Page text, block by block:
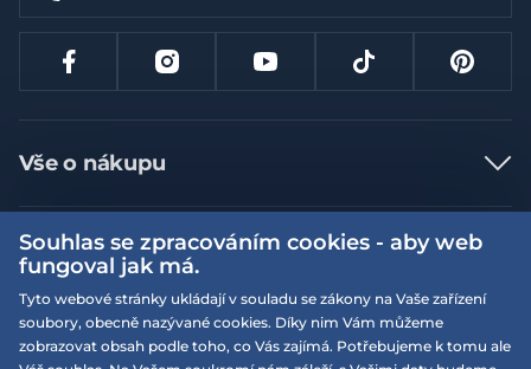
Vše o nákupu
Jak nakupovat
Nejčastější dotazy
Doprava a platba
Vrácení a výměna zboží
Více informací
Obchodní podmínky
Podmínky EQS věrnostního klubu
Naše prodejny
Souhlas se zpracováním cookies - aby web
fungoval jak má.
Tyto webové stránky ukládají v souladu se zákony na Vaše zařízení
soubory, obecně nazývané cookies. Díky nim Vám můžeme
zobrazovat obsah podle toho, co Vás zajímá. Potřebujeme k tomu ale